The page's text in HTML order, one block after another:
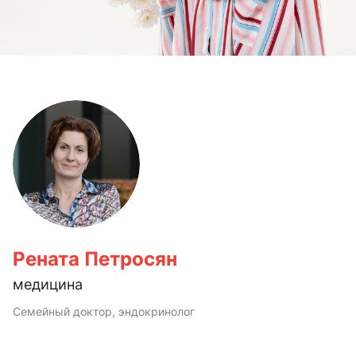
Рената Петросян
медицина
Семейный доктор, эндокринолог